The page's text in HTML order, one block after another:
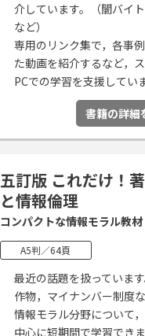
介しています。（闇バイ
など）
専用のリンク集で，各事
た動画を紹介するなど，
PCでの学習を支援してい
書籍の詳細
五訂版 これだけ！
と情報倫理
コンパクトな情報モラル教材
A5判／64頁
最近の話題を扱っていま
作物，マイナンバー制度な
情報モラル分野について
中心に短期間で学習できま